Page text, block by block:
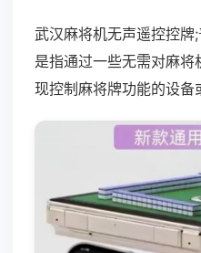
武汉麻将机无声遥控控
是指通过一些无需对麻
现控制麻将牌功能的设备